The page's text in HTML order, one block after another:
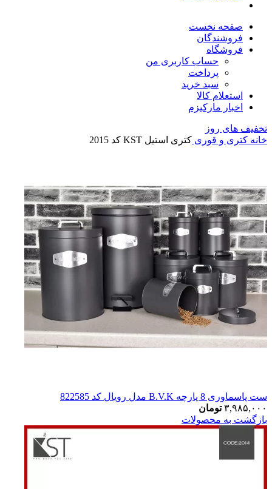
صفحه نخست
فروشندگان
فروشگاه
حساب کاربری من
پرداخت
سبد خرید
استعلام کالا
اخبار مارکیزم
تخفیف های روز
خانه کتری و قوری کتری استیل KST کد 2015
ست پاسماوری 8 پارچه B.V.K مدل رویال کد 822585
۳,۹۸۵,۰۰۰ تومان
بازگشت به محصولات